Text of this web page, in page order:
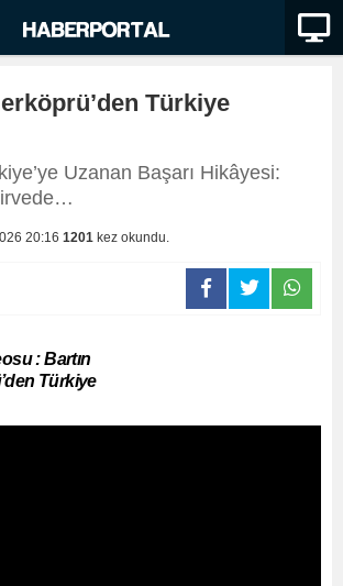
Türkiye
Uzanan Başarı Hikâyesi:
20:16 1201 kez okundu.
: Bartın
Türkiye